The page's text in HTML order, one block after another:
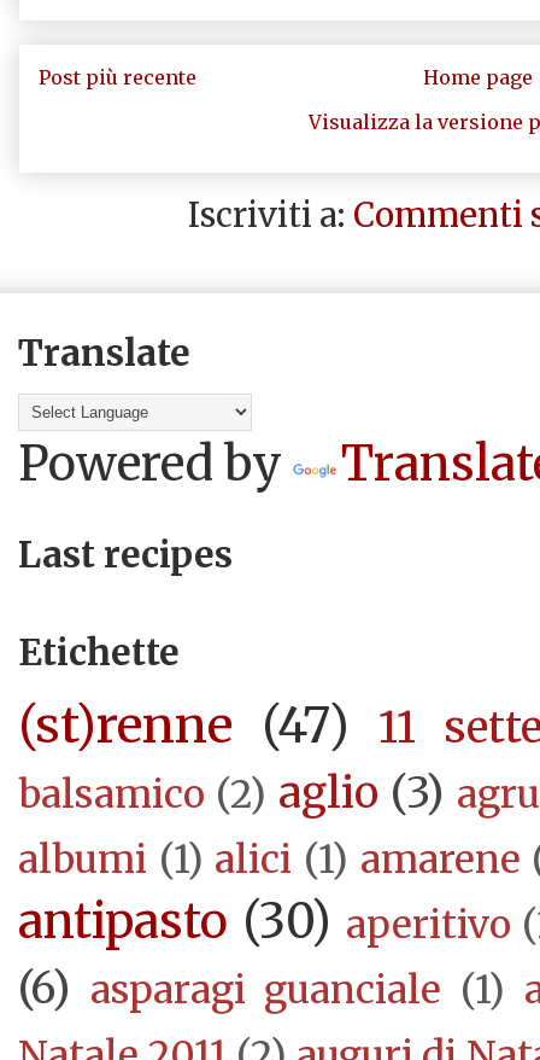
Post più recente
Home page
Visualizza la versione
Iscriviti a: Commenti
Translate
Powered by
Last recipes
Etichette
(st)renne (47) 11
balsamico (2) aglio (3)
albumi (1) alici (1) amarene
antipasto (30) aperitivo
(6) asparagi guanciale (1)